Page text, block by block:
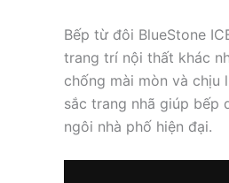
Bếp từ đôi BlueStone
trang trí nội thất khác
chống mài mòn và chịu
sắc trang nhã giúp bếp
ngôi nhà phố hiện đại.